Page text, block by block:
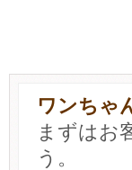
ワンちゃ
まずはお
う。